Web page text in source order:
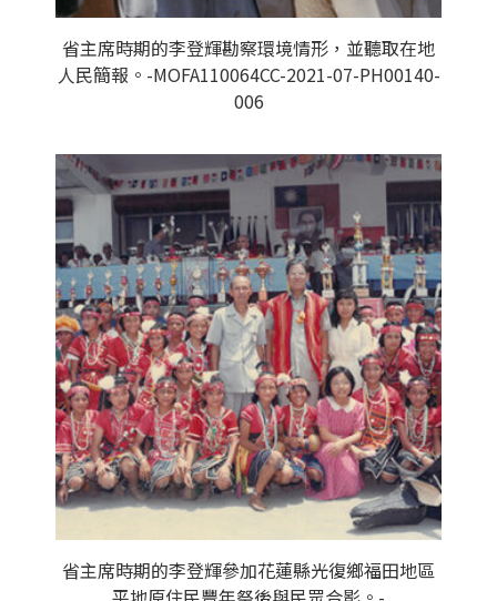
省主席時期的李登輝勘察環境情形，並聽取在地
人民簡報。-MOFA110064CC-2021-07-PH00140-
006
省主席時期的李登輝參加花蓮縣光復鄉福田地區